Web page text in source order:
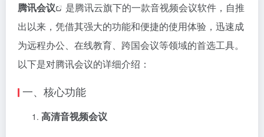
腾讯会议
是腾讯云旗下的一款音视频会议软件，自推
出以来，凭借其强大的功能和便捷的使用体验，迅速成
为远程办公、在线教育、跨国会议等领域的首选工具。
以下是对腾讯会议的详细介绍：
一、核心功能
高清音视频会议